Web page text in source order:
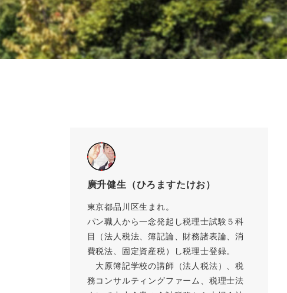
廣升健生（ひろますたけお）
東京都品川区生まれ。
パン職人から一念発起し税理士試験５科
目（法人税法、簿記論、財務諸表論、消
費税法、固定資産税）し税理士登録。
大原簿記学校の講師（法人税法）、税
務コンサルティングファーム、税理士法